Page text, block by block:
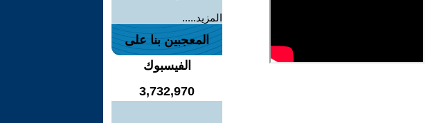
المزيد.....
المعجبين بنا على
الفيسبوك
3,732,970